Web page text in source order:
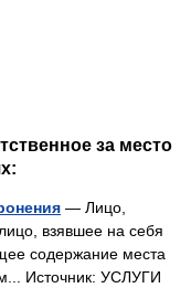
за место
— Лицо,
взявшее на себя
содержание места
Источник: УСЛУГИ